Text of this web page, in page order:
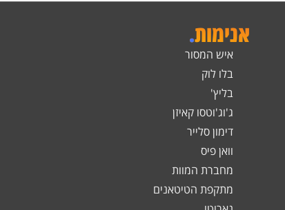
אנימות.
איש המסור
בלו לוק
בליץ'
ג'וג'וטסו קאיזן
דימון סלייר
וואן פיס
מחברת המוות
מתקפת הטיטאנים